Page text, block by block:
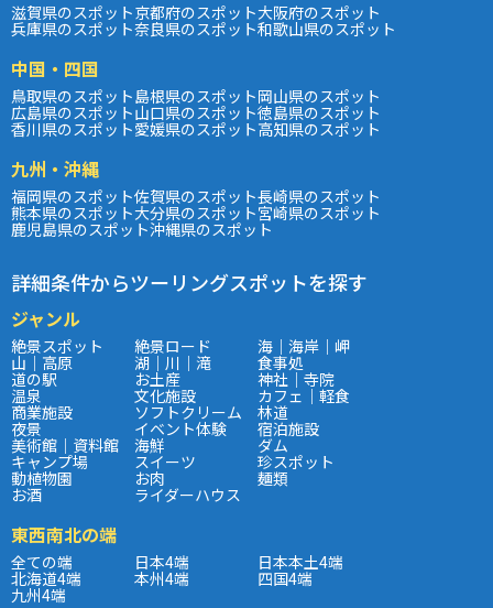
滋賀県のスポット京都府のスポット大阪府のスポット
兵庫県のスポット奈良県のスポット和歌山県のスポット
中国・四国
鳥取県のスポット島根県のスポット岡山県のスポット
広島県のスポット山口県のスポット徳島県のスポット
香川県のスポット愛媛県のスポット高知県のスポット
九州・沖縄
福岡県のスポット佐賀県のスポット長崎県のスポット
熊本県のスポット大分県のスポット宮崎県のスポット
鹿児島県のスポット沖縄県のスポット
詳細条件からツーリングスポットを探す
ジャンル
絶景スポット 絶景ロード 海｜海岸｜岬
山｜高原 湖｜川｜滝 食事処
道の駅 お土産 神社｜寺院
温泉 文化施設 カフェ｜軽食
商業施設 ソフトクリーム 林道
夜景 イベント体験 宿泊施設
美術館｜資料館 海鮮 ダム
キャンプ場 スイーツ 珍スポット
動植物園 お肉 麺類
お酒 ライダーハウス
東西南北の端
全ての端 日本4端 日本本土4端
北海道4端 本州4端 四国4端
九州4端